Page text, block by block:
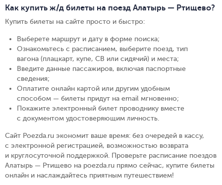
Как купить ж/д билеты на поезд Алатырь — Ртищево?
Купить билеты на сайте просто и быстро:
Выберете маршрут и дату в форме поиска;
Ознакомьтесь с расписанием, выберите поезд, тип
вагона (плацкарт, купе, СВ или сидячий) и места;
Введите данные пассажиров, включая паспортные
сведения;
Оплатите онлайн картой или другим удобным
способом — билеты придут на email мгновенно;
Покажите электронный билет проводнику вместе
с документом удостоверяющим личность.
Сайт Poezda.ru экономит ваше время: без очередей в кассу,
с электронной регистрацией, возможностью возврата
и круглосуточной поддержкой. Проверьте расписание поездов
Алатырь — Ртищево на poezda.ru прямо сейчас, купите билеты
онлайн и наслаждайтесь приятным путешествием!